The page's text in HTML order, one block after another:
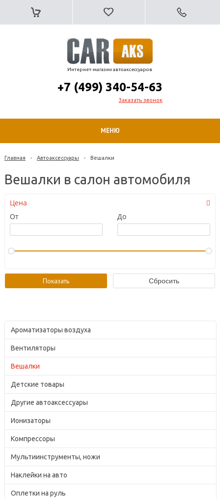
Интернет-магазин автоаксессуаров
+7 (499) 340-54-63
Заказать звонок
МЕНЮ
Главная - Автоаксессуары - Вешалки
Вешалки в салон автомобиля
Цена
От
До
Ароматизаторы воздуха
Вентиляторы
Вешалки
Детские товары
Другие автоаксессуары
Ионизаторы
Компрессоры
Мультиинструменты, ножи
Наклейки на авто
Оплетки на руль